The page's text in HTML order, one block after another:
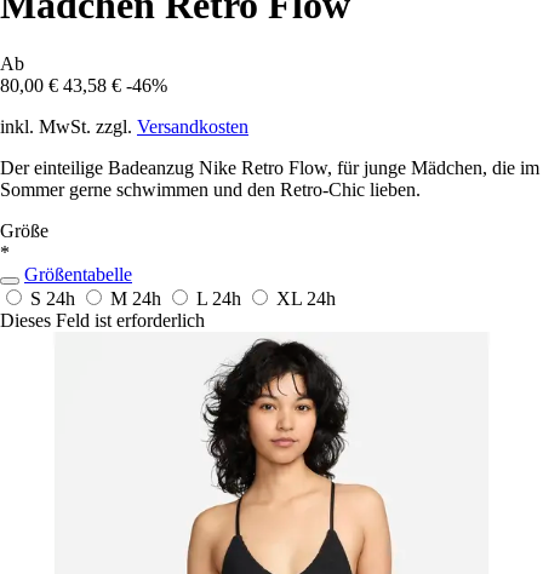
Ab
80,00 € 43,58 € -46%
inkl. MwSt. zzgl. Versandkosten
Der einteilige Badeanzug Nike Retro Flow, für junge Mädchen, die im
Sommer gerne schwimmen und den Retro-Chic lieben.
Größe
*
Größentabelle
S 24h M 24h L 24h XL 24h
Dieses Feld ist erforderlich